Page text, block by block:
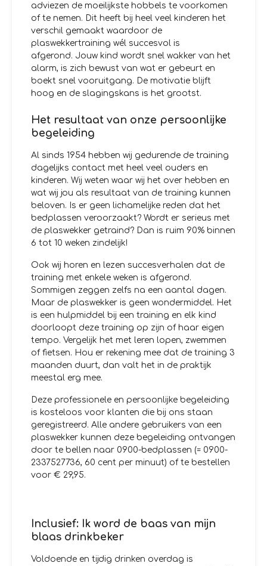
adviezen de moeilijkste hobbels te voorkomen
of te nemen. Dit heeft bij heel veel kinderen het
verschil gemaakt waardoor de
plaswekkertraining wél succesvol is
afgerond. Jouw kind wordt snel wakker van het
alarm, is zich bewust van wat er gebeurt en
boekt snel vooruitgang. De motivatie blijft
hoog en de slagingskans is het grootst.
Het resultaat van onze persoonlijke
begeleiding
Al sinds 1954 hebben wij gedurende de training
dagelijks contact met heel veel ouders en
kinderen. Wij weten waar wij het over hebben en
wat wij jou als resultaat van de training kunnen
beloven. Is er geen lichamelijke reden dat het
bedplassen veroorzaakt? Wordt er serieus met
de plaswekker getraind? Dan is ruim 90% binnen
6 tot 10 weken zindelijk!
Ook wij horen en lezen succesverhalen dat de
training met enkele weken is afgerond.
Sommigen zeggen zelfs na een aantal dagen.
Maar de plaswekker is geen wondermiddel. Het
is een hulpmiddel bij een training en elk kind
doorloopt deze training op zijn of haar eigen
tempo. Vergelijk het met leren lopen, zwemmen
of fietsen. Hou er rekening mee dat de training 3
maanden duurt, dan valt het in de praktijk
meestal erg mee.
Deze professionele en persoonlijke begeleiding
is kosteloos voor klanten die bij ons staan
geregistreerd. Alle andere gebruikers van een
plaswekker kunnen deze begeleiding ontvangen
door te bellen naar 0900-bedplassen (= 0900-
2337527736, 60 cent per minuut) of te bestellen
voor € 29,95.
Inclusief: Ik word de baas van mijn
blaas drinkbeker
Voldoende en tijdig drinken overdag is